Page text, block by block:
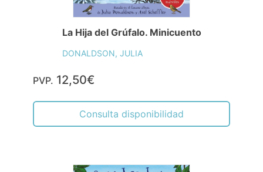
La Hija del Grúfalo. Minicuento
DONALDSON, JULIA
PVP. 12,50€
Consulta disponibilidad